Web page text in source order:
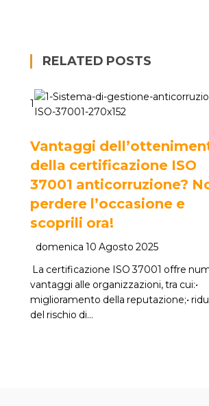
RELATED POSTS
1
Vantaggi
della certificazione ISO
37001 anticorruzione?
perdere l’occasione e
scoprili ora!
domenica 10 Agosto 2025
La certificazione ISO 37001 offre
vantaggi alle organizzazioni, tra cui:•
miglioramento della reputazione;•
del rischio di…